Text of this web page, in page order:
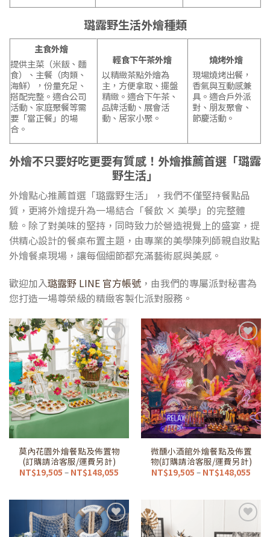
璐露野生活外燴種類
主食外燴
提供主菜（米飯、麵
食）、主餐（肉類、
海鮮），份量充足、
搭配完整。適合公司
活動、家庭聚餐等需
要「當正餐」的場
合。
輕食下午茶外燴
以精緻茶點外燴為
主，方便拿取、擺盤
精緻。適合下午茶、
品牌活動、展會活
動、居家小聚。
燒烤外燴
現場燒烤出餐，
香氣與互動感兼
具。適合戶外派
對、朋友聚會、
節慶活動。
外燴不只要好吃更要有質感！外燴推薦首選「璐露
野生活」
外燴點心推薦首選「璐露野生活」，我們不僅堅持餐點品
質，更將外燴提升為一場結合「餐飲 × 美學」的完整體
驗。除了對美味的堅持，同時致力於營造視覺上的盛宴，提
供精心設計的餐桌布置主題，由專業的美學陳列師親自妝點
外燴餐桌現場，讓每個細節都充滿藝術感與美感。
歡迎加入璐露野 LINE 官方帳號 ，由我們的專屬派對秘書為
您打造一場尊榮級的精緻客製化派對服務。
加到
我的
最愛
清單
莫內花園外燴餐點及佈置物
(訂購請洽客服/運費另計)
NT$19,505 – NT$148,055
NT$19,505
到
NT$148,055
加到
我的
最愛
清單
微醺小酒館外燴餐點及佈置
物(訂購請洽客服/運費另計)
NT$19,505 – NT$148,055
到